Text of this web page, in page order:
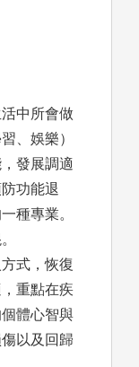
中所會做
、娛樂）
發展調適
功能退
種專業。
式，恢復
重點在疾
體心智與
以及回歸